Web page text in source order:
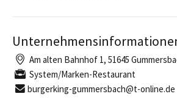
Am alten Bahnhof 1, 51645
System/Marken-Restaurant
burgerking-gummersbach@t-online.de